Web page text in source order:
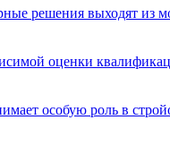
решения выходят из
оценки
особую роль в